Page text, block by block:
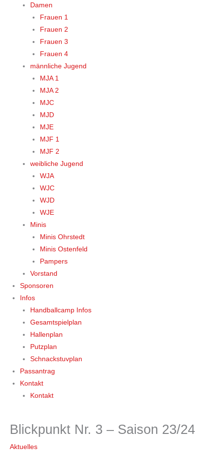
Damen
Frauen 1
Frauen 2
Frauen 3
Frauen 4
männliche Jugend
MJA 1
MJA 2
MJC
MJD
MJE
MJF 1
MJF 2
weibliche Jugend
WJA
WJC
WJD
WJE
Minis
Minis Ohrstedt
Minis Ostenfeld
Pampers
Vorstand
Sponsoren
Infos
Handballcamp Infos
Gesamtspielplan
Hallenplan
Putzplan
Schnackstuvplan
Passantrag
Kontakt
Kontakt
Blickpunkt Nr. 3 – Saison 23/24
Aktuelles